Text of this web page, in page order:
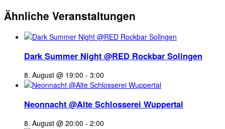
Ähnliche Veranstaltungen
Dark Summer Night @RED Rockbar Solingen
8. August @ 19:00 - 3:00
Neonnacht @Alte Schlosserei Wuppertal
8. August @ 20:00 - 2:00